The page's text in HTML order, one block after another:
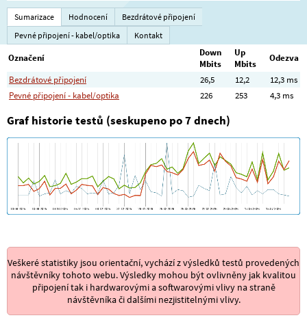
Sumarizace Hodnocení
Bezdrátové připojení
Pevné připojení - kabel/optika
Kontakt
Označení
Down
Mbits
Up
Mbits
Odezva
Bezdrátové připojení
26,5 12,2
12,3 ms
Pevné připojení - kabel/optika
226 253 4,3 ms
Graf historie testů (seskupeno po 7 dnech)
Veškeré statistiky jsou orientační, vychází z výsledků testů provedených
návštěvníky tohoto webu. Výsledky mohou být ovlivněny jak kvalitou
připojení tak i hardwarovými a softwarovými vlivy na straně
návštěvníka či dalšími nezjistitelnými vlivy.